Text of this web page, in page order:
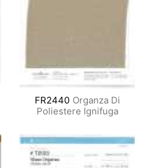
FR2440 Organza Di
Poliestere Ignifuga